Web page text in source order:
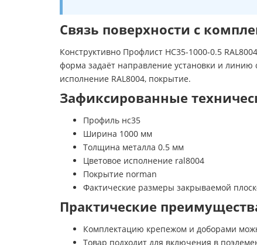
Связь поверхности с
Конструктивно Профлист НС35-1000-0.5
форма задаёт направление установки и
исполнение RAL8004, покрытие.
Зафиксированные
Профиль нс35
Ширина 1000 мм
Толщина металла 0.5 мм
Цветовое исполнение ral8004
Покрытие norman
Фактические размеры закрываемой
Практические
Комплектацию крепежом и доборами
Товар подходит для включения в